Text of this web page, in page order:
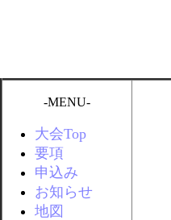
-MENU-
大会Top
要項
申込み
お知らせ
地図